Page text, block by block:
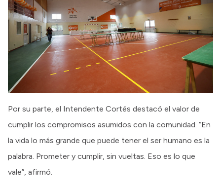
Por su parte, el Intendente Cortés destacó el valor de
cumplir los compromisos asumidos con la comunidad. “En
la vida lo más grande que puede tener el ser humano es la
palabra. Prometer y cumplir, sin vueltas. Eso es lo que
vale”, afirmó.